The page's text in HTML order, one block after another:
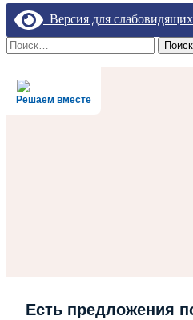
Версия для слабовидящих
Найти:
Решаем вместе
Есть предложения